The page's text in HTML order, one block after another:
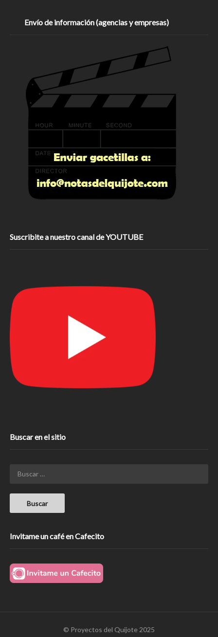
Envío de información (agencias y empresas)
Suscribite a nuestro canal de YOUTUBE
Buscar en el sitio
Invitame un café en Cafecito
© Proyectos del Quijote 2025